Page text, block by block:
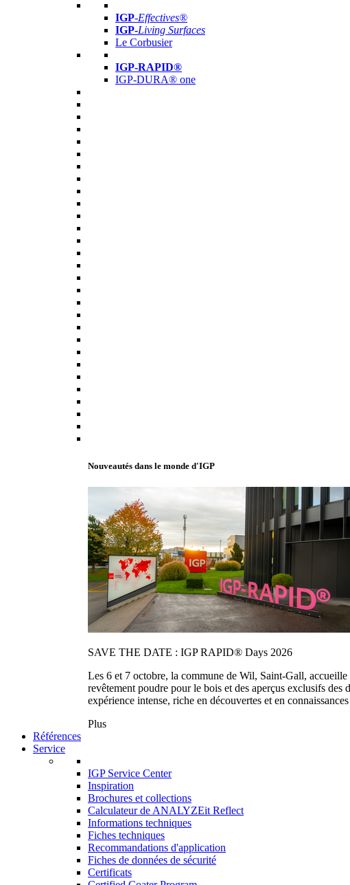
IGP-Effectives®
IGP-Living Surfaces
Le Corbusier
IGP-RAPID®
IGP-DURA® one
Nouveautés dans le monde d'IGP
SAVE THE DATE : IGP RAPID® Days 2026
Les 6 et 7 octobre, la commune de Wil, Saint-Gall,
revêtement poudre pour le bois et des aperçus exclusifs
expérience intense, riche en découvertes et en
Plus
Références
Service
IGP Service Center
Inspiration
Brochures et collections
Calculateur de ANALYZEit Reflect
Informations techniques
Fiches techniques
Recommandations d'application
Fiches de données de sécurité
Certificats